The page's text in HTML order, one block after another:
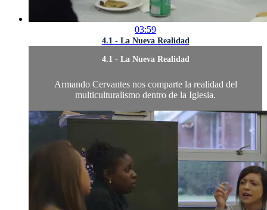
03:59
4.1 - La Nueva Realidad
4.1 - La Nueva Realidad
Armando Cervantes nos comparte la realidad del
multiculturalismo dentro de la Iglesia.